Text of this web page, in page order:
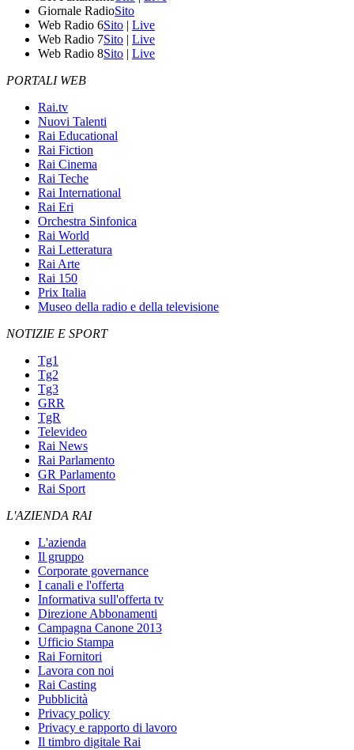
Giornale RadioSito
Web Radio 6Sito | Live
Web Radio 7Sito | Live
Web Radio 8Sito | Live
PORTALI WEB
Rai.tv
Nuovi Talenti
Rai Educational
Rai Fiction
Rai Cinema
Rai Teche
Rai International
Rai Eri
Orchestra Sinfonica
Rai World
Rai Letteratura
Rai Arte
Rai 150
Prix Italia
Museo della radio e della televisione
NOTIZIE E SPORT
Tg1
Tg2
Tg3
GRR
TgR
Televideo
Rai News
Rai Parlamento
GR Parlamento
Rai Sport
L'AZIENDA RAI
L'azienda
Il gruppo
Corporate governance
I canali e l'offerta
Informativa sull'offerta tv
Direzione Abbonamenti
Campagna Canone 2013
Ufficio Stampa
Rai Fornitori
Lavora con noi
Rai Casting
Pubblicità
Privacy policy
Privacy e rapporto di lavoro
Il timbro digitale Rai